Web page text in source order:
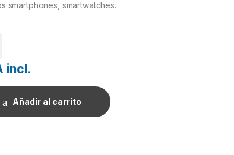
smartphones, smartwatches.
incl.
Añadir al carrito